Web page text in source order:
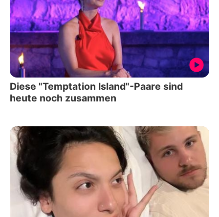
Diese "Temptation Island"-Paare sind
heute noch zusammen